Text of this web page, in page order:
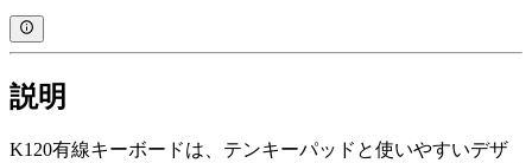
説明
K120有線キーボードは、テンキーパッドと使いやすいデザ